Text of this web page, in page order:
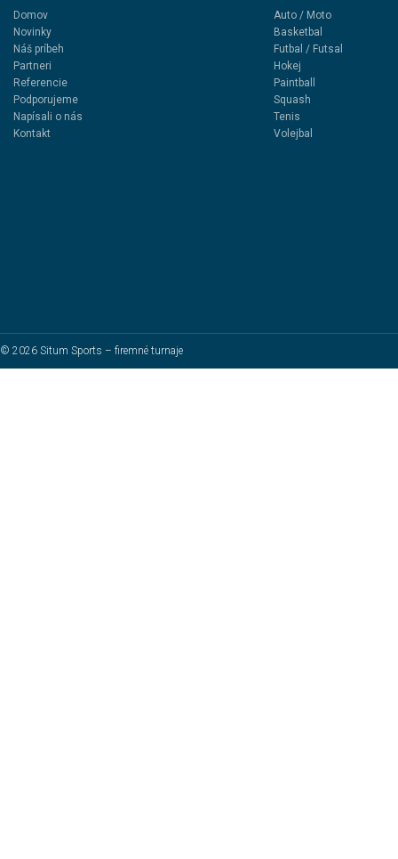
Domov
Novinky
Náš príbeh
Partneri
Referencie
Podporujeme
Napísali o nás
Kontakt
Auto / Moto
Basketbal
Futbal / Futsal
Hokej
Paintball
Squash
Tenis
Volejbal
© 2026 Situm Sports – firemné turnaje